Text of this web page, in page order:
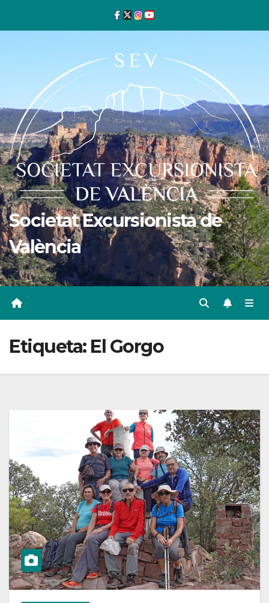
Societat Excursionista de
València
Etiqueta: El Gorgo